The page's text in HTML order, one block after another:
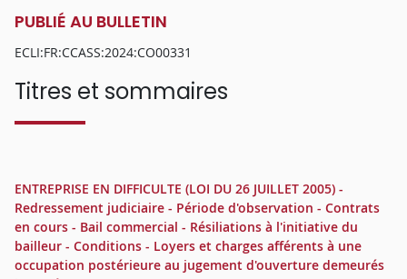
PUBLIÉ AU BULLETIN
ECLI:FR:CCASS:2024:CO00331
Titres et sommaires
ENTREPRISE EN DIFFICULTE (LOI DU 26 JUILLET 2005) -
Redressement judiciaire - Période d'observation - Contrats
en cours - Bail commercial - Résiliations à l'initiative du
bailleur - Conditions - Loyers et charges afférents à une
occupation postérieure au jugement d'ouverture demeurés